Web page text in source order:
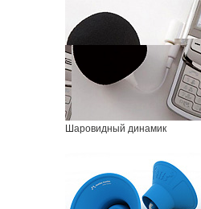
Шаровидный динамик